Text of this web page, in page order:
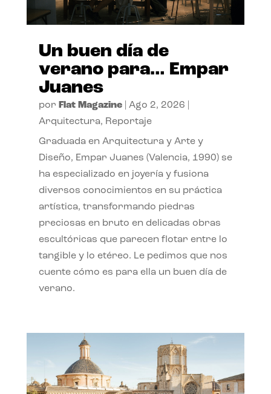
Un buen día de
verano para… Empar
Juanes
por Flat Magazine| Ago 2, 2026
Arquitectura, Reportaje
Graduada en Arquitectura y Arte y
Diseño, Empar Juanes (Valencia, 1990) se
ha especializado en joyería y fusiona
diversos conocimientos en su práctica
artística, transformando piedras
preciosas en bruto en delicadas obras
escultóricas que parecen flotar entre lo
tangible y lo etéreo. Le pedimos que nos
cuente cómo es para ella un buen día de
verano.